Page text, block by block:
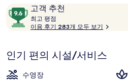
₩344,963
이
용
후
고객 추천
10
점
만
중
9.6
점,
최고 평점
고
점
이용 후기 283개 모두 보기
인기 편의 시설/서비스
수영장